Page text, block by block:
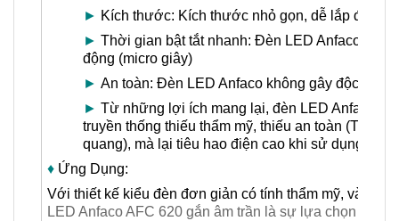
► Kích thước: Kích thước nhỏ gọn, dễ lắp đặt
► Thời gian bật tắt nhanh: Đèn LED Anfaco có
động (micro giây)
► An toàn: Đèn LED Anfaco không gây độc hại,
► Từ những lợi ích mang lại, đèn LED Anfaco là
truyền thống thiếu thẩm mỹ, thiếu an toàn (Thậm
quang), mà lại tiêu hao điện cao khi sử dụng
♦ Ứng Dụng:
Với thiết kế kiểu đèn đơn giản có tính thẩm mỹ, và độ
LED Anfaco AFC 620 gắn âm trần là sự lựa chọn phù